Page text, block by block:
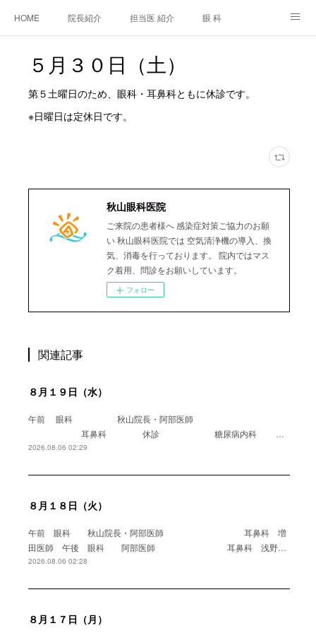
HOME 院長紹介 担当医 紹介 眼 科
アクセス ご相談・お問合せ 施設基準等及び掲示事項について
５月３０日（土）
第５土曜日のため、眼科・耳鼻科ともに休診です。
※日曜日は定休日です。
秋山眼科医院
ご来院の患者様へ 感染症対策ご協力のお願
い 秋山眼科医院では 空気清浄機の導入、換
気、消毒を行っております。 院内ではマス
ク着用、問診をお願いしています。
フォロー
関連記事
８月１９日（水）
午前 眼科 秋山院長・阿部医師
耳鼻科 休診 糖尿病内科 …
2026.08.06 02:29
８月１８日（火）
午前 眼科 秋山院長・阿部医師 耳鼻科 増
田医師 午後 眼科 阿部医師 耳鼻科 浅野…
2026.08.06 02:28
８月１７日（月）